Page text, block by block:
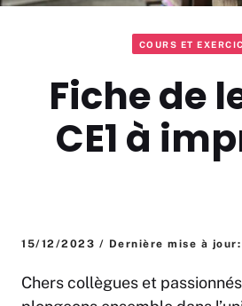
COURS ET
Fiche de
CE1 à
15/12/2023 / Dernière mise à
Chers collègues et